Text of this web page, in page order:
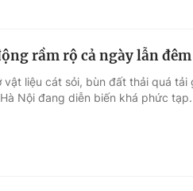
rầm rộ cả ngày lẫn
vật liệu cát sỏi, bùn đất thải quá
Nội đang diễn biến khá phức tạp.